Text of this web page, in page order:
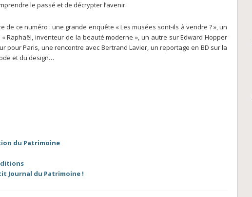
le passé et de décrypter l’avenir.
de ce numéro : une grande enquête « Les musées sont-ils à vendre ? », un
Raphaël, inventeur de la beauté moderne », un autre sur Edward Hopper
pour Paris, une rencontre avec Bertrand Lavier, un reportage en BD sur la
et du design…
du Patrimoine
Journal du Patrimoine !